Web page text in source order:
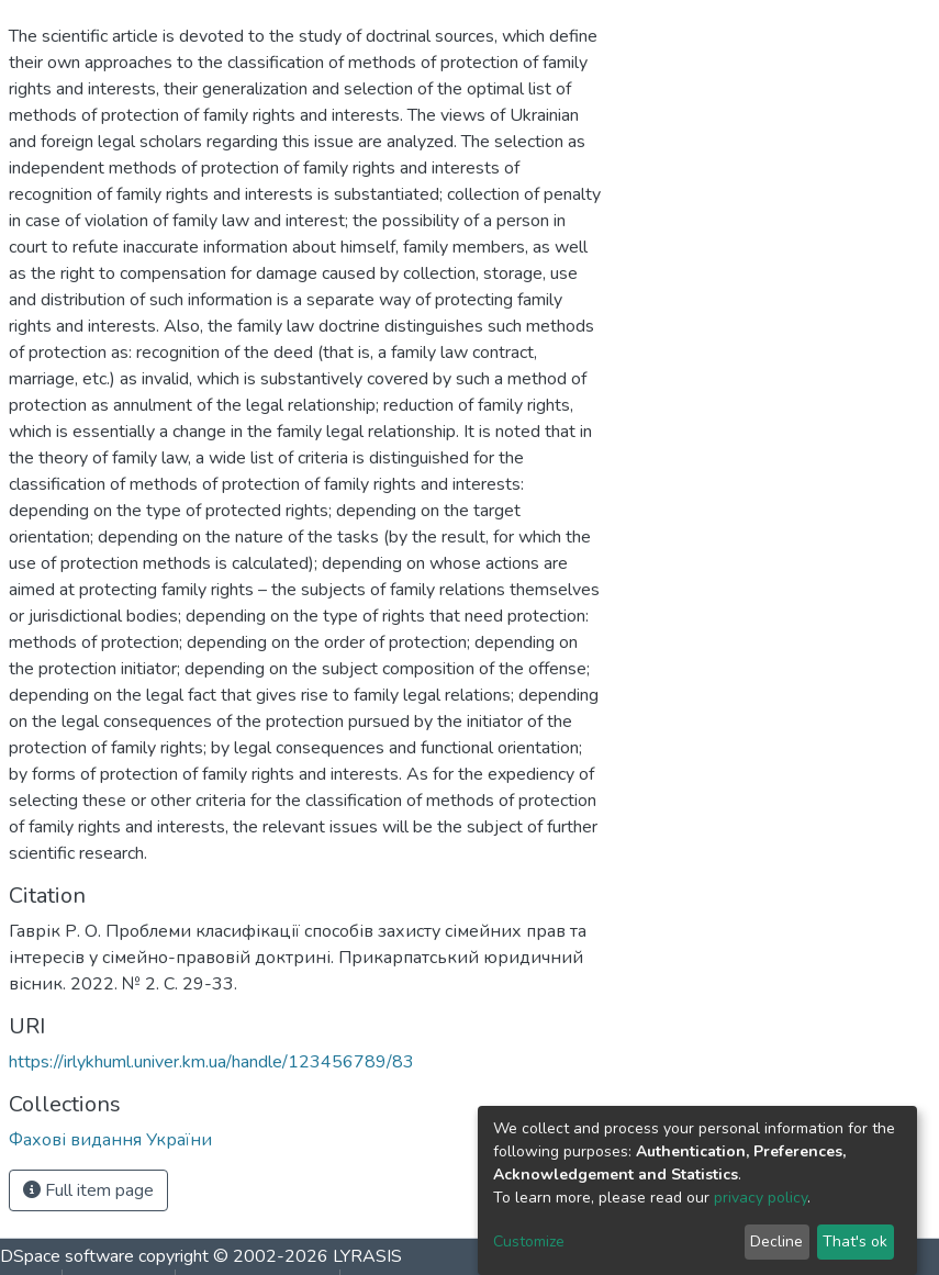
The scientific article is devoted to the study of doctrinal sources, which define
their own approaches to the classification of methods of protection of family
rights and interests, their generalization and selection of the optimal list of
methods of protection of family rights and interests. The views of Ukrainian
and foreign legal scholars regarding this issue are analyzed. The selection as
independent methods of protection of family rights and interests of
recognition of family rights and interests is substantiated; collection of penalty
in case of violation of family law and interest; the possibility of a person in
court to refute inaccurate information about himself, family members, as well
as the right to compensation for damage caused by collection, storage, use
and distribution of such information is a separate way of protecting family
rights and interests. Also, the family law doctrine distinguishes such methods
of protection as: recognition of the deed (that is, a family law contract,
marriage, etc.) as invalid, which is substantively covered by such a method of
protection as annulment of the legal relationship; reduction of family rights,
which is essentially a change in the family legal relationship. It is noted that in
the theory of family law, a wide list of criteria is distinguished for the
classification of methods of protection of family rights and interests:
depending on the type of protected rights; depending on the target
orientation; depending on the nature of the tasks (by the result, for which the
use of protection methods is calculated); depending on whose actions are
aimed at protecting family rights – the subjects of family relations themselves
or jurisdictional bodies; depending on the type of rights that need protection:
methods of protection; depending on the order of protection; depending on
the protection initiator; depending on the subject composition of the offense;
depending on the legal fact that gives rise to family legal relations; depending
on the legal consequences of the protection pursued by the initiator of the
protection of family rights; by legal consequences and functional orientation;
by forms of protection of family rights and interests. As for the expediency of
selecting these or other criteria for the classification of methods of protection
of family rights and interests, the relevant issues will be the subject of further
scientific research.
Citation
Гаврік Р. О. Проблеми класифікації способів захисту сімейних прав та
інтересів у сімейно-правовій доктрині. Прикарпатський юридичний
вісник. 2022. № 2. С. 29-33.
URI
https://irlykhuml.univer.km.ua/handle/123456789/83
Collections
Фахові видання України
Full item page
DSpace software copyright © 2002-2026 LYRASIS
We collect and process your personal information for the
following purposes: Authentication, Preferences,
Acknowledgement and Statistics.
To learn more, please read our privacy policy.
Customize Decline That's ok